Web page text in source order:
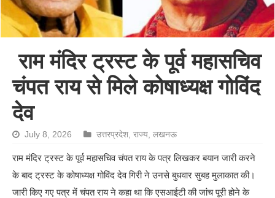
राम मंदिर ट्रस्ट के पूर्व महासचिव
चंपत राय से मिले कोषाध्यक्ष गोविंद
देव
July 8, 2026 उत्तरप्रदेश ,राज्य ,लखनऊ
राम मंदिर ट्रस्ट के पूर्व महासचिव चंपत राय के पत्र लिखकर बयान जारी करने
के बाद ट्रस्ट के कोषाध्यक्ष गोविंद देव गिरी ने उनसे बुधवार सुबह मुलाकात की।
जारी किए गए पत्र में चंपत राय ने कहा था कि एसआईटी की जांच पूरी होने के